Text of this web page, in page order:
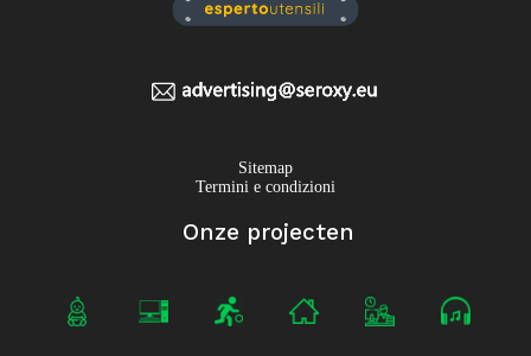
Sitemap
Termini e condizioni
Onze projecten